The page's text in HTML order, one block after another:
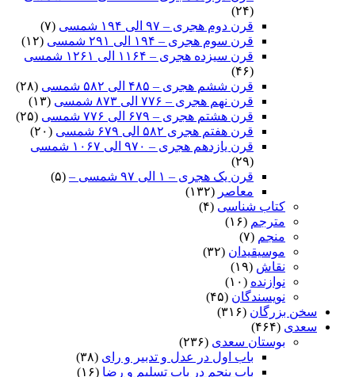
(۲۴)
قرن دوم هجری – ۹۷ الی ۱۹۴ شمسی
(۷)
قرن سوم هجری – ۱۹۴ الی ۲۹۱ شمسی
(۱۲)
قرن سیزده هجری – ۱۱۶۴ الی ۱۲۶۱ شمسی
(۴۶)
قرن ششم هجری – ۴۸۵ الی ۵۸۲ شمسی
(۲۸)
قرن نهم هجری – ۷۷۶ الی ۸۷۳ شمسی
(۱۳)
قرن هشتم هجری – ۶۷۹ الی ۷۷۶ شمسی
(۲۵)
قرن هفتم هجری ۵۸۲ الی ۶۷۹ شمسی
(۲۰)
قرن یازدهم هجری – ۹۷۰ الی ۱۰۶۷ شمسی
(۲۹)
قرن یک هجری – ۱ الی ۹۷ شمسی –
(۵)
معاصر (۱۳۲)
کتاب شناسی (۴)
مترجم (۱۶)
منجم (۷)
موسیقیدان (۳۲)
نقاش (۱۹)
نوازنده (۱۰)
نویسندگان (۴۵)
سخن بزرگان (۳۱۶)
سعدی (۴۶۴)
بوستان سعدی (۲۳۶)
باب اول در عدل و تدبیر و رای (۳۸)
باب پنجم در باب تسلیم و رضا (۱۶)